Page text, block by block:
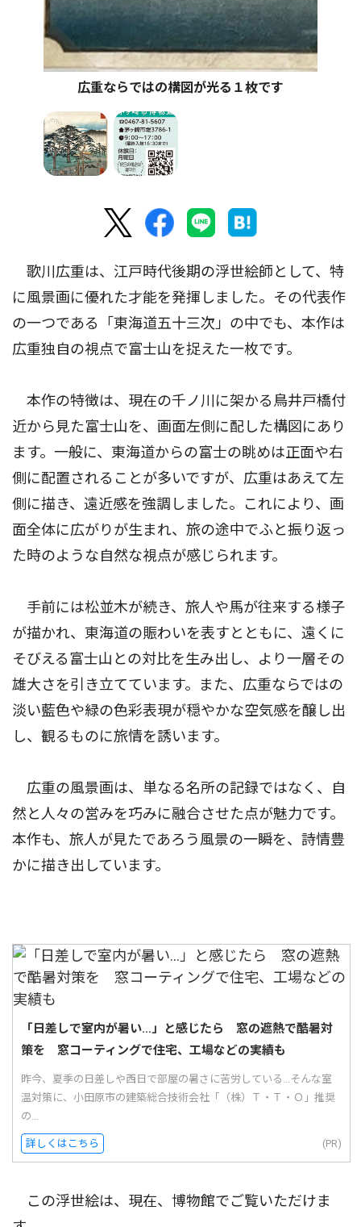
広重ならではの構図が光る１枚です
歌川広重は、江戸時代後期の浮世絵師として、特
に風景画に優れた才能を発揮しました。その代表作
の一つである「東海道五十三次」の中でも、本作は
広重独自の視点で富士山を捉えた一枚です。
本作の特徴は、現在の千ノ川に架かる鳥井戸橋付
近から見た富士山を、画面左側に配した構図にあり
ます。一般に、東海道からの富士の眺めは正面や右
側に配置されることが多いですが、広重はあえて左
側に描き、遠近感を強調しました。これにより、画
面全体に広がりが生まれ、旅の途中でふと振り返っ
た時のような自然な視点が感じられます。
手前には松並木が続き、旅人や馬が往来する様子
が描かれ、東海道の賑わいを表すとともに、遠くに
そびえる富士山との対比を生み出し、より一層その
雄大さを引き立てています。また、広重ならではの
淡い藍色や緑の色彩表現が穏やかな空気感を醸し出
し、観るものに旅情を誘います。
広重の風景画は、単なる名所の記録ではなく、自
然と人々の営みを巧みに融合させた点が魅力です。
本作も、旅人が見たであろう風景の一瞬を、詩情豊
かに描き出しています。
「日差しで室内が暑い…」と感じたら 窓の遮熱で酷暑対
策を 窓コーティングで住宅、工場などの実績も
昨今、夏季の日差しや西日で部屋の暑さに苦労している...そんな室
温対策に、小田原市の建築総合技術会社「（株）Ｔ・Ｔ・Ｏ」推奨
の...
詳しくはこちら (PR)
この浮世絵は、現在、博物館でご覧いただけま